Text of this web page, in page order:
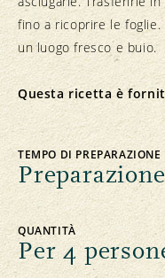
fino a ricoprire le
un luogo fresco e buio.
Questa ricetta è
TEMPO DI PREPARAZIONE
QUANTITÀ
Per 4